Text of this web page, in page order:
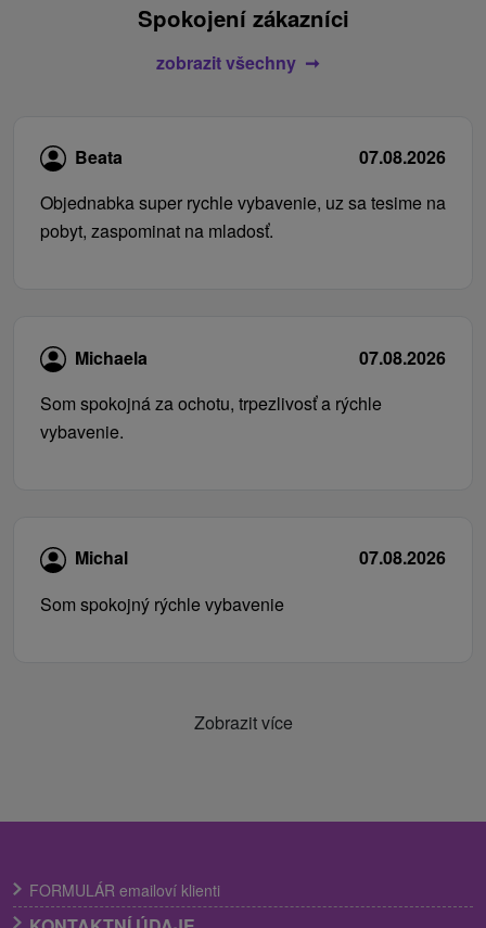
Spokojení zákazníci
zobrazit všechny
Beata
07.08.2026
Objednabka super rychle vybavenie, uz sa tesime na
pobyt, zaspominat na mladosť.
Michaela
07.08.2026
Som spokojná za ochotu, trpezlivosť a rýchle
vybavenie.
Michal
07.08.2026
Som spokojný rýchle vybavenie
Zobrazit více
FORMULÁR emailoví klienti